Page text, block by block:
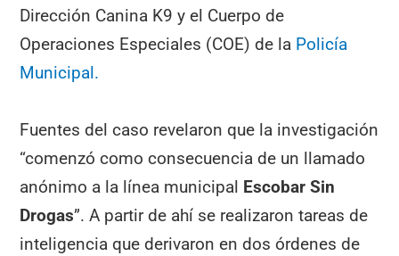
Dirección Canina K9 y el Cuerpo de
Operaciones Especiales (COE) de la Policía
Municipal.
Fuentes del caso revelaron que la investigación
“comenzó como consecuencia de un llamado
anónimo a la línea municipal Escobar Sin
Drogas”. A partir de ahí se realizaron tareas de
inteligencia que derivaron en dos órdenes de